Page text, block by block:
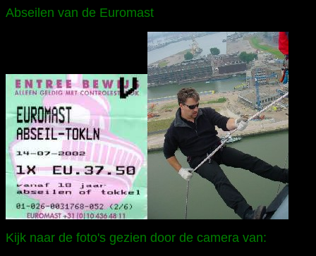
Abseilen van de Euromast
Kijk naar de foto's gezien door de camera van: